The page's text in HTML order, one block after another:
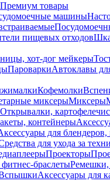
Премиум товары
машины
пищевых отходов
хот-дог мейкеры
ПароваркиАвтоклавы
Кофемолки
миксерыМиксеры
Открывалки,
контейнеры
для блендеров,
для ухода за
Проекторы
браслетыРемешки,
Аксессуары для